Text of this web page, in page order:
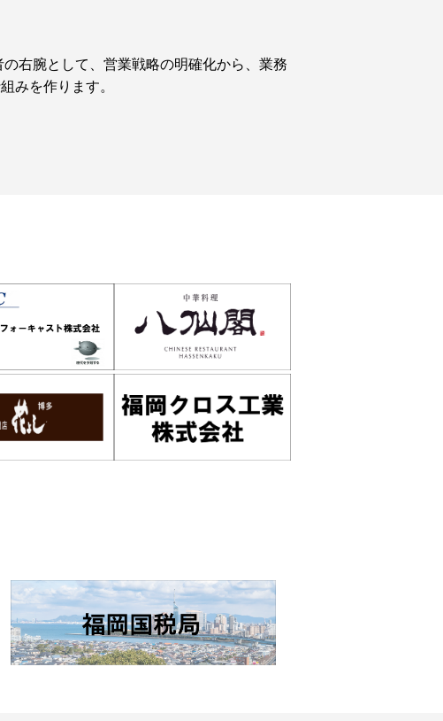
右腕として、営業戦略の明確化から、業務
みを作ります。